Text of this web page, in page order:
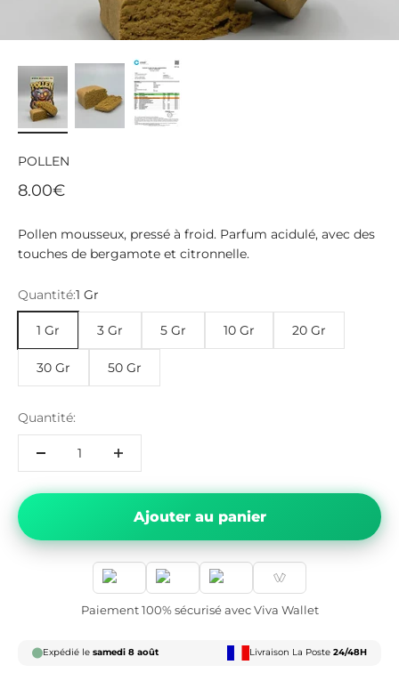
POLLEN
Prix de vente
8.00€
Pollen mousseux, pressé à froid. Parfum acidulé, avec des
touches de bergamote et citronnelle.
Quantité:1 Gr
1 Gr 3 Gr 5 Gr 10 Gr 20 Gr
30 Gr 50 Gr
Quantité:
Ajouter au panier
Paiement 100% sécurisé avec Viva Wallet
Expédié le samedi 8 août Livraison La Poste 24/48H